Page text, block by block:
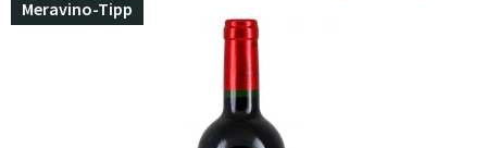
Meravino-Tipp